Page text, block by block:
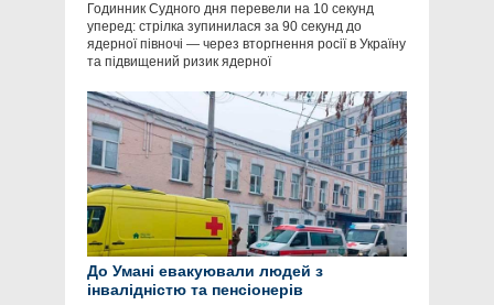
Годинник Судного дня перевели на 10 секунд
уперед: стрілка зупинилася за 90 секунд до
ядерної півночі — через вторгнення росії в Україну
та підвищений ризик ядерної
До Умані евакуювали людей з
інвалідністю та пенсіонерів